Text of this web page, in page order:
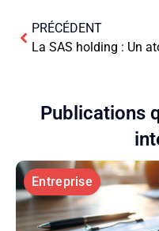
PRÉCÉDENT
Publications
Entreprise